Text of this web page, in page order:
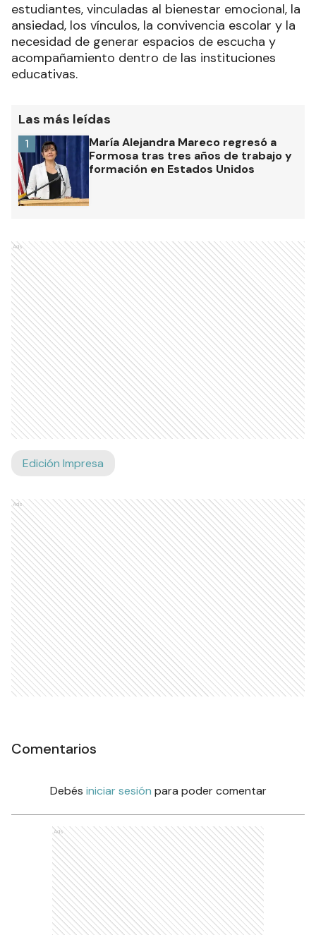
estudiantes, vinculadas al bienestar emocional, la
ansiedad, los vínculos, la convivencia escolar y la
necesidad de generar espacios de escucha y
acompañamiento dentro de las instituciones
educativas.
Las más leídas
María Alejandra Mareco regresó a
Formosa tras tres años de trabajo y
formación en Estados Unidos
1
Ads
Edición Impresa
Ads
Comentarios
Debés iniciar sesión para poder comentar
Ads